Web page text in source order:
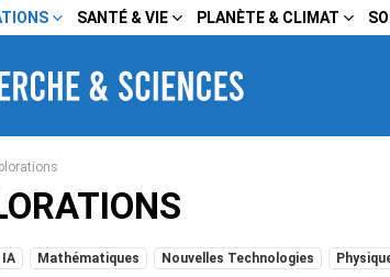
SANTÉ & VIE PLANÈTE & CLIMAT
IA Mathématiques Nouvelles Technologies